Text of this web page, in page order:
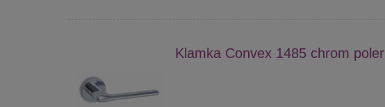
Klamka Convex 1485 chrom poler